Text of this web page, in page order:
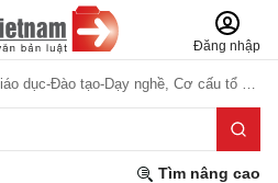
Đăng nhập
dục-Đào tạo-Dạy nghề, Cơ cấu tổ chức
Tìm nâng cao